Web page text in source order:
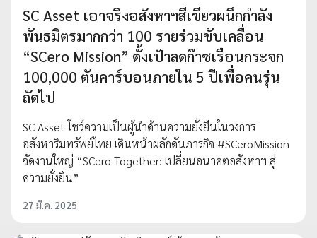
SC Asset เอาจริงอสังหาฯสีเขียวผนึกกำลัง
พันธมิตรมากกว่า 100 รายร่วมขับเคลื่อน
“SCero Mission” ตั้งเป้าลดก๊าซเรือนกระจก
100,000 ตันคาร์บอนภายใน 5 ปีเพื่อคนรุ่น
ถัดไป
SC Asset โชว์ความเป็นผู้นำด้านความยั่งยืนในวงการ
อสังหาริมทรัพย์ไทย เดินหน้าผลักดันภารกิจ #SCeroMission
จัดงานใหญ่ “SCero Together: เปลี่ยนอนาคตอสังหาฯ สู่
ความยั่งยืน”
27 มี.ค. 2025